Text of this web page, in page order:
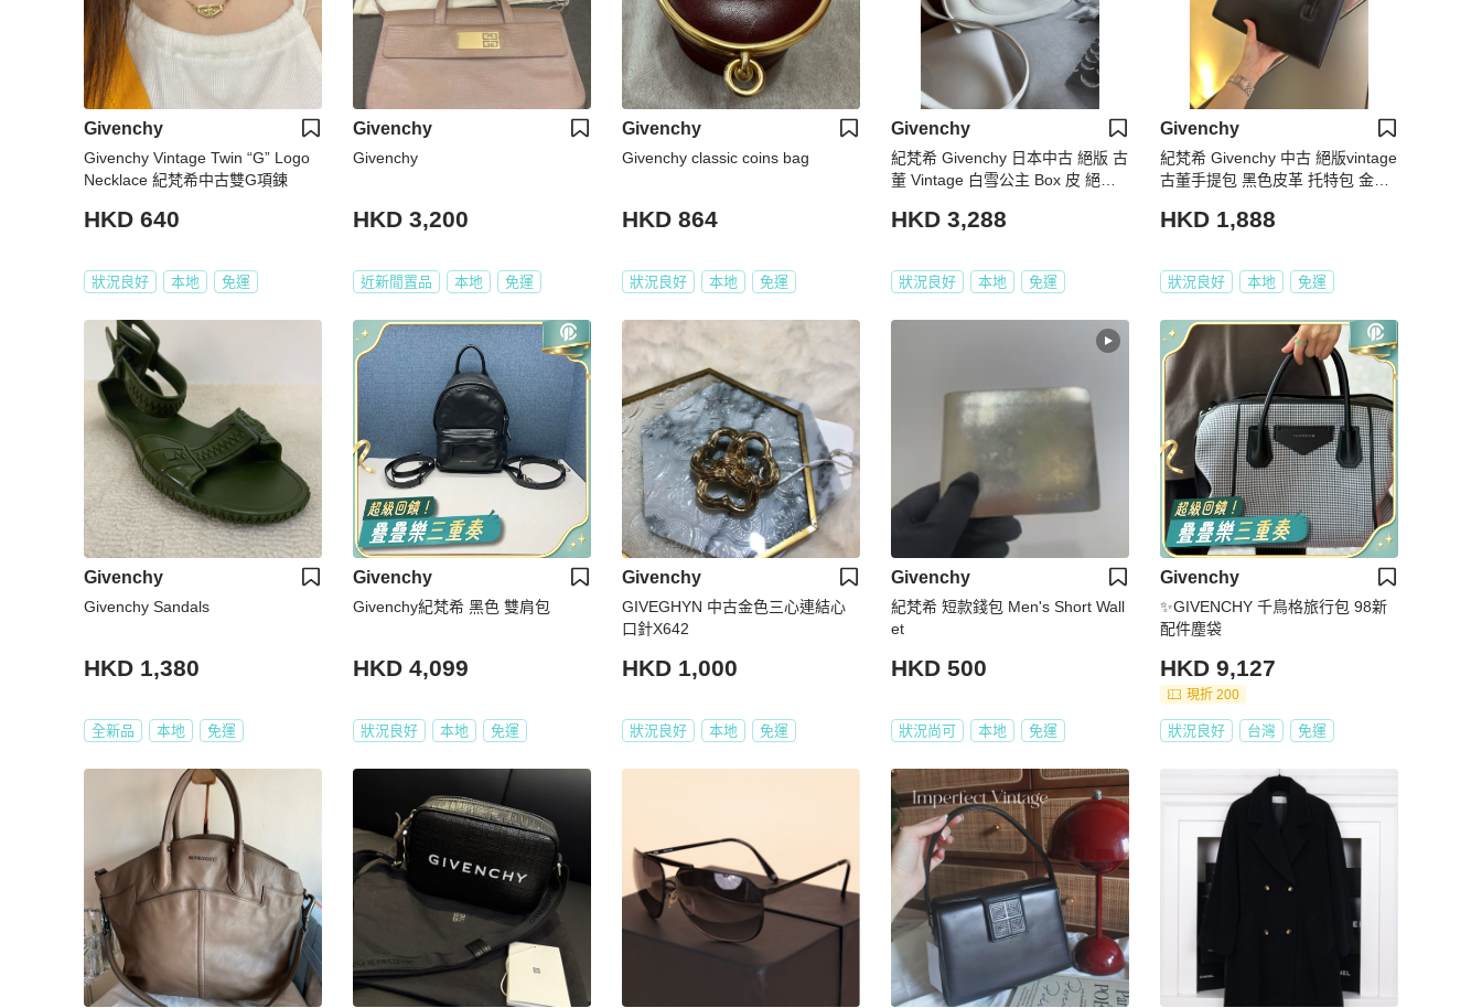
Givenchy
Givenchy Vintage Twin “G” Logo
Necklace 紀梵希中古雙G項鍊
HKD 640
狀況良好 本地 免運
Givenchy
Givenchy
HKD 3,200
近新閒置品 本地 免運
Givenchy
Givenchy classic coins bag
HKD 864
狀況良好 本地 免運
Givenchy
紀梵希 Givenchy 日本中古 絕版 古
董 Vintage 白雪公主 Box 皮 絕美
HKD 3,288
狀況良好 本地 免運
Givenchy
紀梵希 Givenchy 中古 絕版vintage
古董手提包 黑色皮革 托特包 金色
HKD 1,888
狀況良好 本地 免運
Givenchy
Givenchy Sandals
HKD 1,380
全新品 本地 免運
Givenchy
Givenchy紀梵希 黑色 雙肩包
HKD 4,099
狀況良好 本地 免運
Givenchy
GIVEGHYN 中古金色三心連結心
口針X642
HKD 1,000
狀況良好 本地 免運
Givenchy
紀梵希 短款錢包 Men's Short Wall
et
HKD 500
狀況尚可 本地 免運
Givenchy
✨GIVENCHY 千鳥格旅行包 98新
配件塵袋
HKD 9,127
現折 200
狀況良好 台灣 免運